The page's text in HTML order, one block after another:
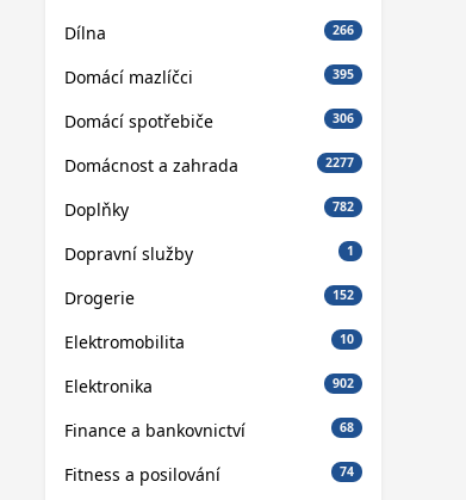
Dílna 266
Domácí mazlíčci 395
Domácí spotřebiče 306
Domácnost a zahrada 2277
Doplňky 782
Dopravní služby 1
Drogerie 152
Elektromobilita 10
Elektronika 902
Finance a bankovnictví 68
Fitness a posilování 74